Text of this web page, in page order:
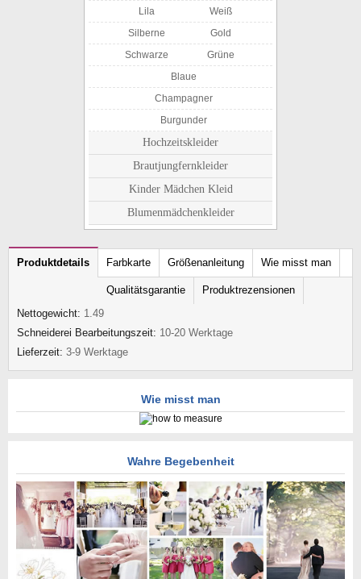
Lila
Weiß
Silberne
Gold
Schwarze
Grüne
Blaue
Champagner
Burgunder
Hochzeitskleider
Brautjungfernkleider
Kinder Mädchen Kleid
Blumenmädchenkleider
Produktdetails Farbkarte Größenanleitung Wie misst man
Qualitätsgarantie
Produktrezensionen
Nettogewicht: 1.49
Schneiderei Bearbeitungszeit: 10-20 Werktage
Lieferzeit: 3-9 Werktage
Wie misst man
Wahre Begebenheit